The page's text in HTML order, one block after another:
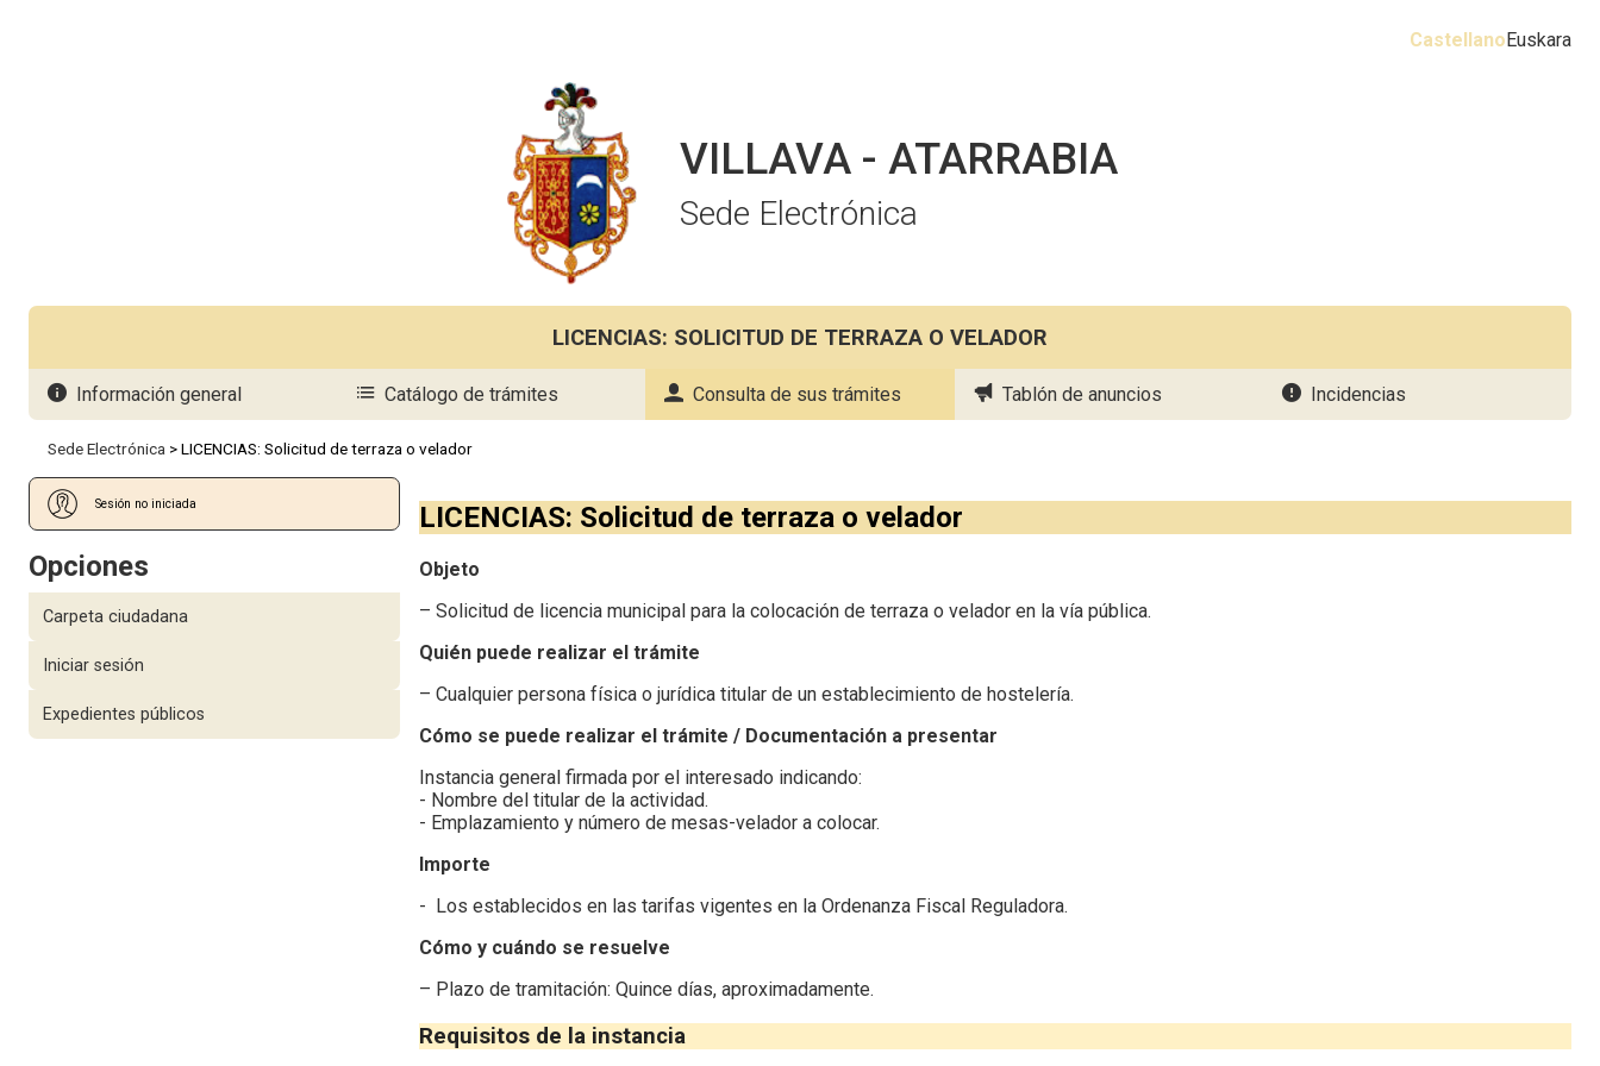
CastellanoEuskara
Sede Electrónica
VILLAVA - ATARRABIA
LICENCIAS: SOLICITUD DE TERRAZA O VELADOR
Información general Catálogo de trámites Consulta de sus trámites Tablón de anuncios Incidencias
Sede Electrónica >LICENCIAS: Solicitud de terraza o velador
Sesión no iniciada
Opciones
Carpeta ciudadana
Iniciar sesión
Expedientes públicos
LICENCIAS: Solicitud de terraza o velador
Objeto
– Solicitud de licencia municipal para la colocación de terraza o velador en la vía pública.
Quién puede realizar el trámite
– Cualquier persona física o jurídica titular de un establecimiento de hostelería.
Cómo se puede realizar el trámite / Documentación a presentar
Instancia general firmada por el interesado indicando:
- Nombre del titular de la actividad.
- Emplazamiento y número de mesas-velador a colocar.
Importe
- Los establecidos en las tarifas vigentes en la Ordenanza Fiscal Reguladora.
Cómo y cuándo se resuelve
– Plazo de tramitación: Quince días, aproximadamente.
Requisitos de la instancia